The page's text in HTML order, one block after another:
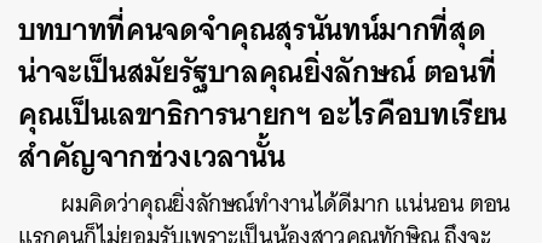
บทบาทที่คนจดจำคุณสุรนันทน์มากที่สุด
น่าจะเป็นสมัยรัฐบาลคุณยิ่งลักษณ์ ตอนที่
คุณเป็นเลขาธิการนายกฯ อะไรคือบทเรียน
สำคัญจากช่วงเวลานั้น
ผมคิดว่าคุณยิ่งลักษณ์ทำงานได้ดีมาก แน่นอน ตอน